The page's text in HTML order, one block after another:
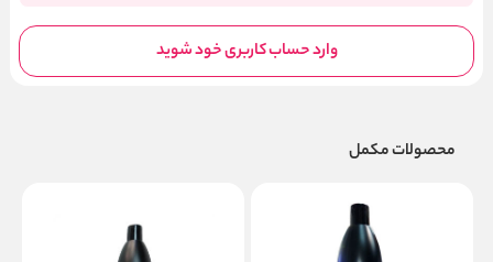
وارد حساب کاربری خود شوید
محصولات مکمل